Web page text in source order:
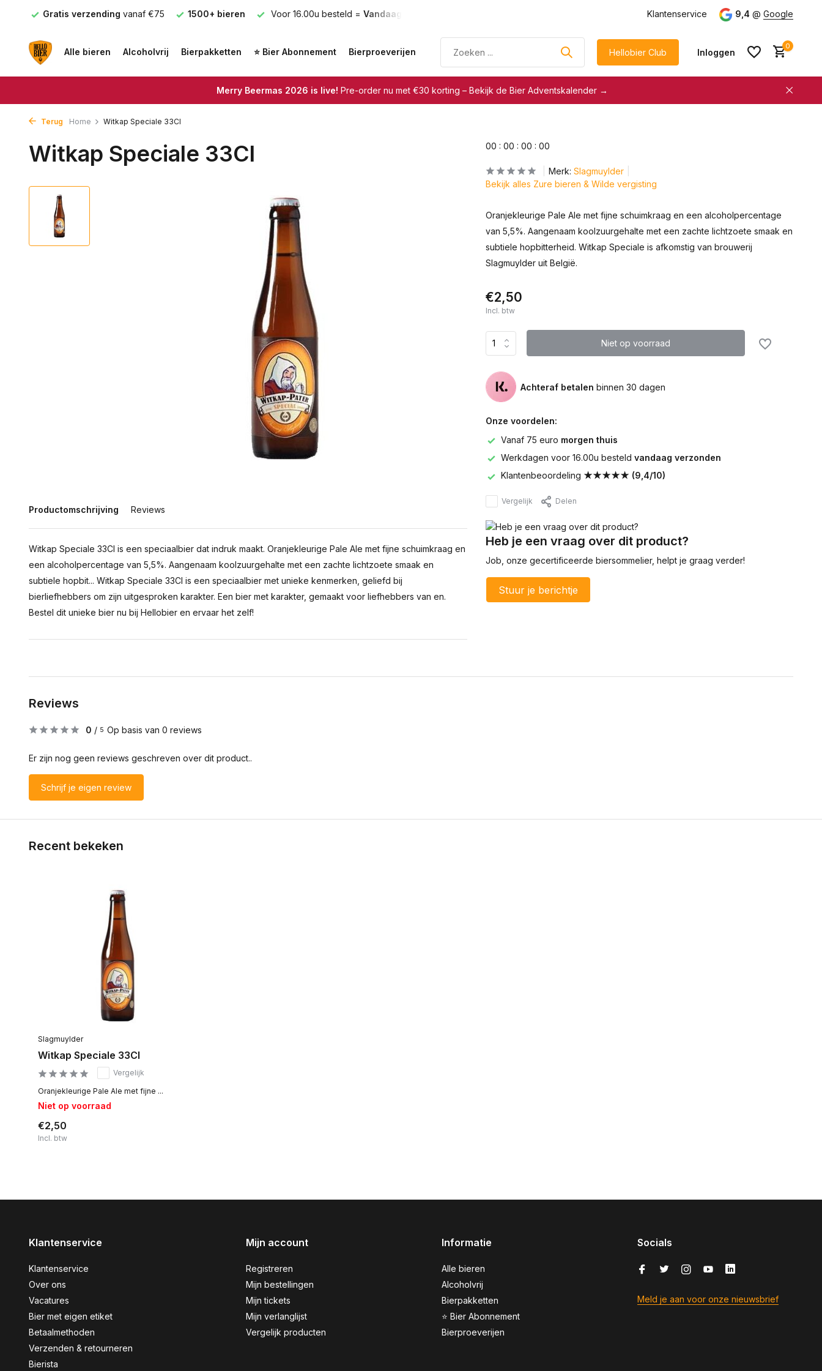
Gratis verzending vanaf €75 1500+ bieren Voor 16.00u besteld = Vandaag verzonden Klantenservice 9,4 @ Google
Alle bieren Alcoholvrij Bierpakketten ⭐ Bier Abonnement Bierproeverijen Hellobier Club Inloggen
korting
korting
0
Merry Beermas 2026 is live! Pre-order nu met €30 korting – Bekijk de Bier Adventskalender →
Terug Home Witkap Speciale 33Cl
Witkap Speciale 33Cl
Productomschrijving Reviews
Witkap Speciale 33Cl is een speciaalbier dat indruk maakt. Oranjekleurige Pale Ale met fijne schuimkraag en
een alcoholpercentage van 5,5%. Aangenaam koolzuurgehalte met een zachte lichtzoete smaak en
subtiele hopbit... Witkap Speciale 33Cl is een speciaalbier met unieke kenmerken, geliefd bij
bierliefhebbers om zijn uitgesproken karakter. Een bier met karakter, gemaakt voor liefhebbers van en.
Bestel dit unieke bier nu bij Hellobier en ervaar het zelf!
00 : 00 : 00 : 00
Merk: Slagmuylder
Bekijk alles Zure bieren & Wilde vergisting
Oranjekleurige Pale Ale met fijne schuimkraag en een alcoholpercentage
van 5,5%. Aangenaam koolzuurgehalte met een zachte lichtzoete smaak en
subtiele hopbitterheid. Witkap Speciale is afkomstig van brouwerij
Slagmuylder uit België.
€2,50
Incl. btw
Niet op voorraad
Achteraf betalen binnen 30 dagen
Onze voordelen:
Vanaf 75 euro morgen thuis
Werkdagen voor 16.00u besteld vandaag verzonden
Klantenbeoordeling ★★★★★ (9,4/10)
Vergelijk Delen
Heb je een vraag over dit product?
Job, onze gecertificeerde biersommelier, helpt je graag verder!
Stuur je berichtje
Reviews
0 / 5 Op basis van 0 reviews
Er zijn nog geen reviews geschreven over dit product..
Schrijf je eigen review
Recent bekeken
Slagmuylder
Witkap Speciale 33Cl
Vergelijk
Oranjekleurige Pale Ale met fijne ...
Niet op voorraad
€2,50
Incl. btw
Klantenservice
Klantenservice
Over ons
Vacatures
Bier met eigen etiket
Betaalmethoden
Verzenden & retourneren
Bierista
Mijn account
Registreren
Mijn bestellingen
Mijn tickets
Mijn verlanglijst
Vergelijk producten
Informatie
Alle bieren
Alcoholvrij
Bierpakketten
⭐ Bier Abonnement
Bierproeverijen
Socials
Meld je aan voor onze nieuwsbrief